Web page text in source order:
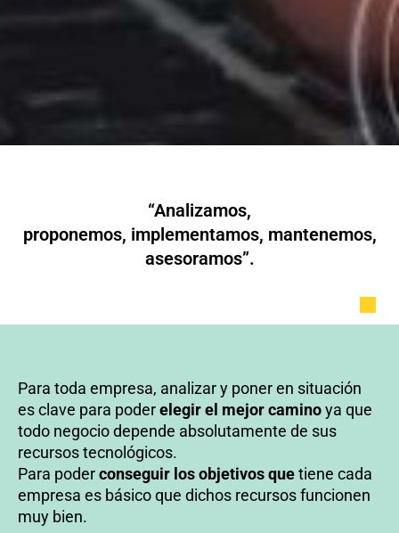
Informáticos IT
“Analizamos,
proponemos, implementamos, mantenemos,
asesoramos”.
Para toda empresa, analizar y poner en situación
es clave para poderelegir el mejor caminoya que
todo negocio depende absolutamente de sus
recursos tecnológicos.
Para poderconseguir los objetivos quetiene cada
empresa es básico que dichos recursos funcionen
muy bien.